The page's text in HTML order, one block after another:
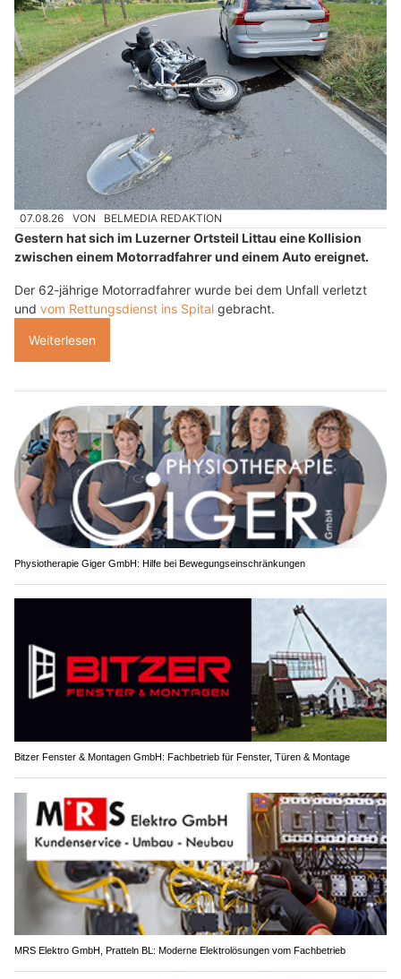
07.08.26 VON BELMEDIA REDAKTION
Gestern hat sich im Luzerner Ortsteil Littau eine Kollision
zwischen einem Motorradfahrer und einem Auto ereignet.
Der 62-jährige Motorradfahrer wurde bei dem Unfall verletzt
und vom Rettungsdienst ins Spital gebracht.
Weiterlesen
Physiotherapie Giger GmbH: Hilfe bei Bewegungseinschränkungen
Bitzer Fenster & Montagen GmbH: Fachbetrieb für Fenster, Türen & Montage
MRS Elektro GmbH, Pratteln BL: Moderne Elektrolösungen vom Fachbetrieb